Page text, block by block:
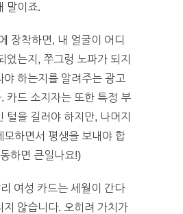
말이죠.
장착하면, 내 얼굴이 어디
었는지, 쭈그렁 노파가 되지
야 하는지를 알려주는 광고
카드 소지자는 또한 특정 부
털을 길러야 하지만, 나머지
모하면서 평생을 보내야 합
하면 큰일나요!)
여성 카드는 세월이 간다
지 않습니다. 오히려 가치가